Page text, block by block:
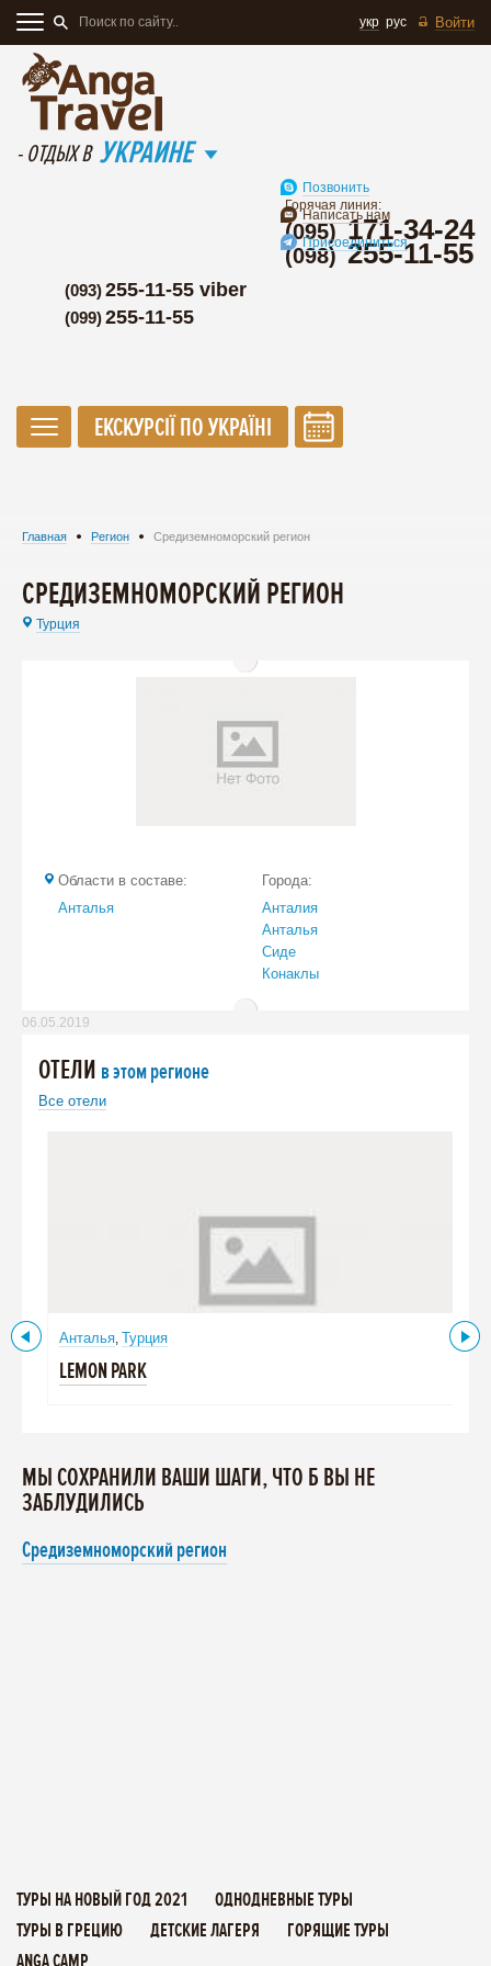
Войти
укр рус
- ОТДЫХ В УКРАИНЕ
Горячая линия:
(095)171-34-24
(098)255-11-55
(093)255-11-55 viber
(099)255-11-55
Позвонить
Написать нам
Присоединиться
ЕКСКУРСІЇ ПО УКРАЇНІ
Главная Регион Средиземноморский регион
СРЕДИЗЕМНОМОРСКИЙ РЕГИОН
Турция
Области в составе:
Анталья
Города:
Анталия
Анталья
Сиде
Конаклы
06.05.2019
ОТЕЛИ в этом регионе
Все отели
Анталья, Турция
LEMON PARK
МЫ СОХРАНИЛИ ВАШИ ШАГИ, ЧТО Б ВЫ НЕ
ЗАБЛУДИЛИСЬ
Средиземноморский регион
ТУРЫ НА НОВЫЙ ГОД 2021
ОДНОДНЕВНЫЕ ТУРЫ
ТУРЫ В ГРЕЦИЮ
ДЕТСКИЕ ЛАГЕРЯ
ГОРЯЩИЕ ТУРЫ
ANGA CAMP